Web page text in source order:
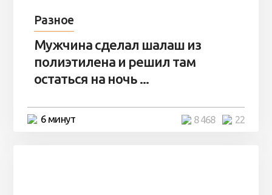
Разное
Мужчина сделал шалаш из
полиэтилена и решил там
остаться на ночь ...
6 минут 22
8 468